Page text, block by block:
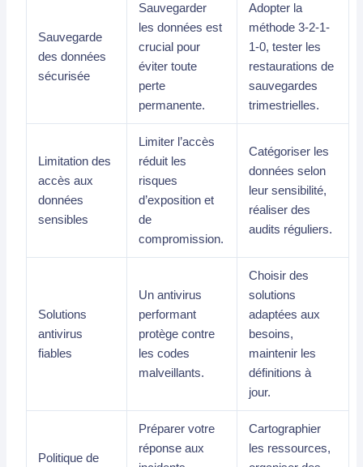
Sauvegarde
des données
sécurisée
Sauvegarder
les données est
crucial pour
éviter toute
perte
permanente.
Adopter la
méthode 3-2-1-
1-0, tester les
restaurations de
sauvegardes
trimestrielles.
Limitation des
accès aux
données
sensibles
Limiter l’accès
réduit les
risques
d’exposition et
de
compromission.
Catégoriser les
données selon
leur sensibilité,
réaliser des
audits réguliers.
Solutions
antivirus
fiables
Un antivirus
performant
protège contre
les codes
malveillants.
Choisir des
solutions
adaptées aux
besoins,
maintenir les
définitions à
jour.
Politique de
Préparer votre
réponse aux
Cartographier
les ressources,